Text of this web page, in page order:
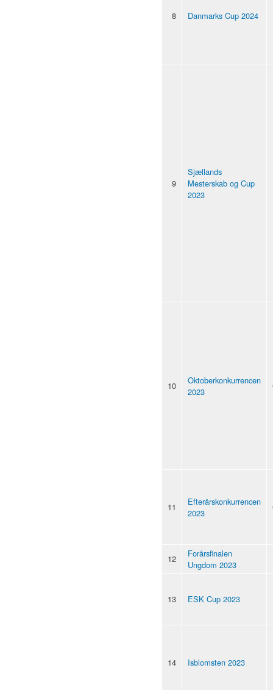
8 Danmarks Cup 2024
9
Sjællands
Mesterskab og Cup
2023
10
Oktoberkonkurrencen
2023
11
Efterårskonkurrencen
2023
12
Forårsfinalen
Ungdom 2023
13 ESK Cup 2023
14 Isblomsten 2023